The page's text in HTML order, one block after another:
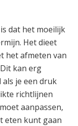
dat het moeilijk
Het dieet
het afmeten van
kan erg
je een druk
richtlijnen
aanpassen,
eten kunt gaan